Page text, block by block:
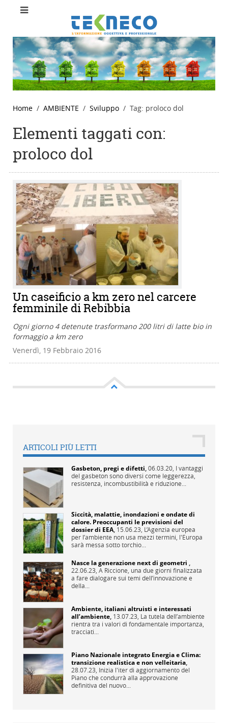
Home AMBIENTE Sviluppo Tag: proloco dol
Elementi taggati con:
proloco dol
Un caseificio a km zero nel carcere
femminile di Rebibbia
Ogni giorno 4 detenute trasformano 200 litri di latte bio in
formaggio a km zero
Venerdì, 19 Febbraio 2016
ARTICOLI PIÙ LETTI
Gasbeton, pregi e difetti,06.03.20, I vantaggi
del gasbeton sono diversi come leggerezza,
resistenza, incombustibilità e riduzione...
Siccità, malattie, inondazioni e ondate di
calore. Preoccupanti le previsioni del
dossier di EEA, 15.06.23, L’Agenzia europea
per l’ambiente non usa mezzi termini, l'Europa
sarà messa sotto torchio...
Nasce la generazione next di geometri ,
22.06.23, A Riccione, una due giorni finalizzata
a fare dialogare sui temi dell’innovazione e
della...
Ambiente, italiani altruisti e interessati
all’ambiente, 13.07.23, La tutela dell’ambiente
rientra tra i valori di fondamentale importanza,
tracciati...
Piano Nazionale integrato Energia e Clima:
transizione realistica e non velleitaria,
28.07.23, Inizia l'iter di aggiornamento del
Piano che condurrà alla approvazione
definitiva del nuovo...